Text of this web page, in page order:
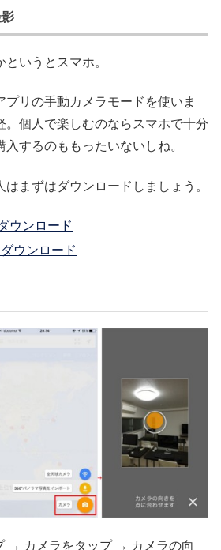
いうとスマホ。
プリの手動カメラモードを使いま
。個人で楽しむのならスマホで十分
するのももったいないしね。
まずはダウンロードしましょう。
ウンロード
ウンロード
→ カメラをタップ → カメラの向